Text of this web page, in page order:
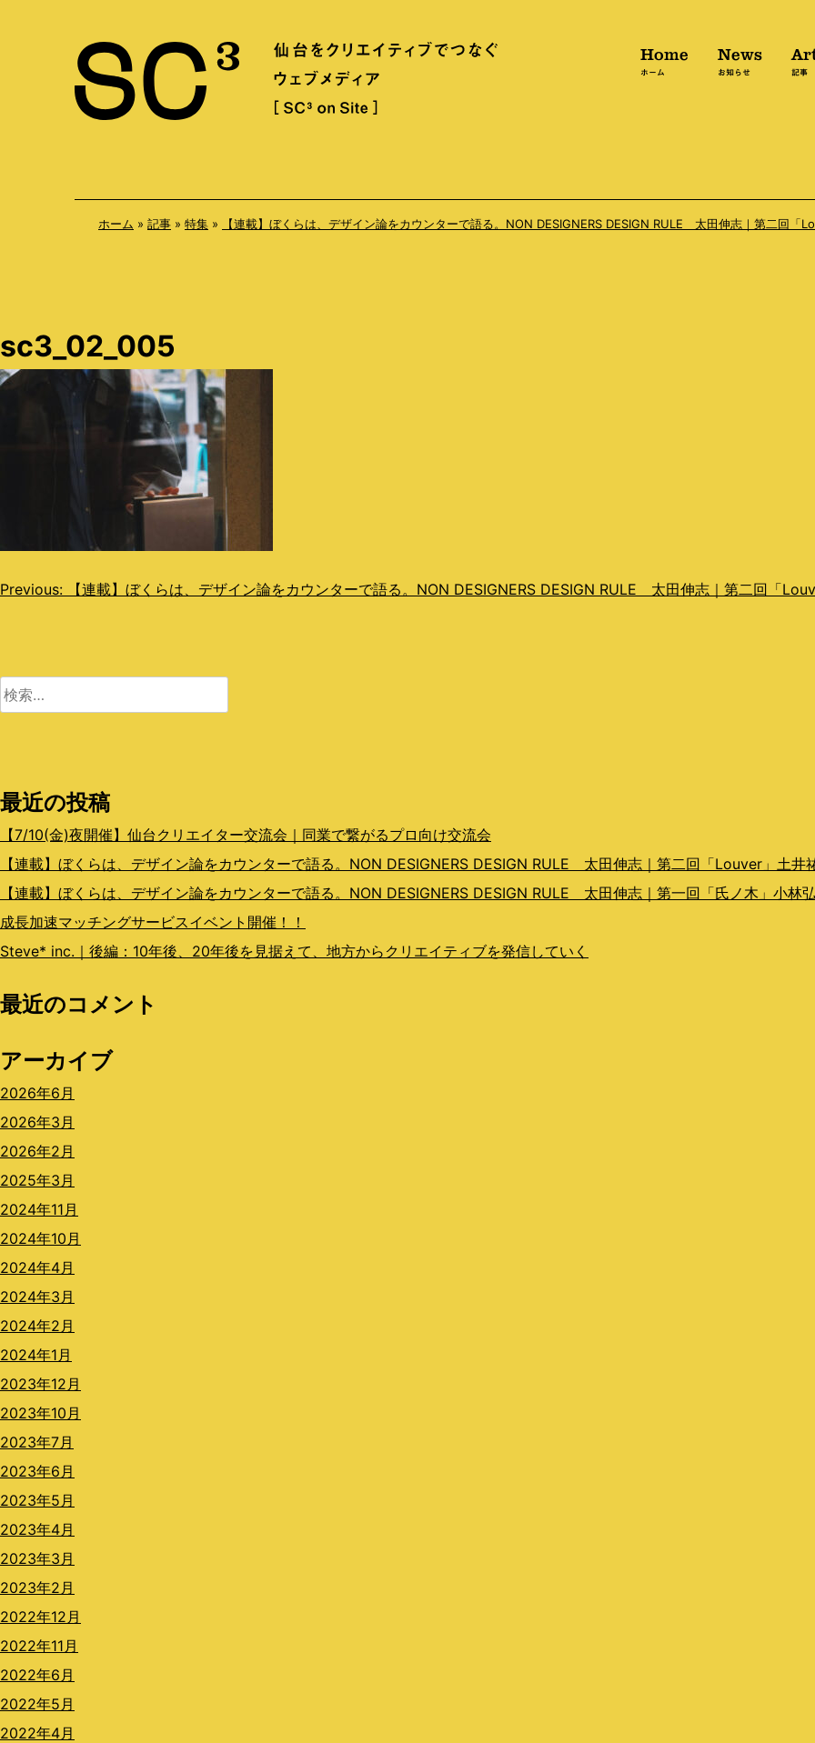
Home
ホーム
News
お知らせ 記事
ホーム » 記事 » 特集 » 【連載】ぼくらは、デザイン論をカウンターで語る。NON DESIGNERS DESIGN RULE 太田伸志｜第二回「
sc3_02_005
投
ビ
シ
ョ
ン
Previous: 【連載】ぼくらは、デザイン論をカウンターで語る。NON DESIGNERS DESIGN RULE 太田伸志｜第二回「
検
最近の投稿
【7/10(金)夜開催】仙台クリエイター交流会｜同業で繋がるプロ向け交流会
【連載】ぼくらは、デザイン論をカウンターで語る。NON DESIGNERS DESIGN RULE 太田伸志｜第二回「Louver」土井
【連載】ぼくらは、デザイン論をカウンターで語る。NON DESIGNERS DESIGN RULE 太田伸志｜第一回「氏ノ木」小林
成長加速マッチングサービスイベント開催！！
Steve* inc.｜後編：10年後、20年後を見据えて、地方からクリエイティブを発信していく
最近のコメント
アーカイブ
2026年6月
2026年3月
2026年2月
2025年3月
2024年11月
2024年10月
2024年4月
2024年3月
2024年2月
2024年1月
2023年12月
2023年10月
2023年7月
2023年6月
2023年5月
2023年4月
2023年3月
2023年2月
2022年12月
2022年11月
2022年6月
2022年5月
2022年4月